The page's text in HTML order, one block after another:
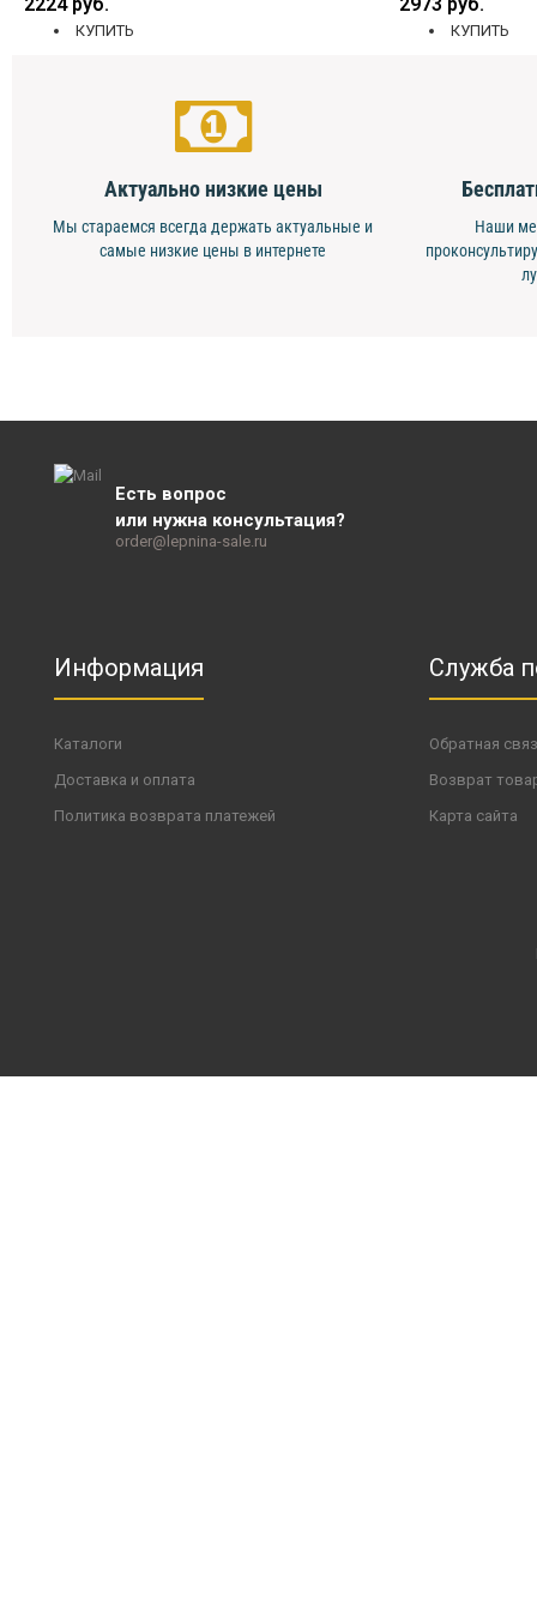
КУПИТЬ КУПИТЬ
Актуально низкие цены
Мы стараемся всегда держать актуальные и
самые низкие цены в интернете
Наши
Есть вопрос
или нужна консультация?
order@lepnina-sale.ru
Информация
Каталоги
Доставка и оплата
Политика возврата платежей
Служба
Обратная
Возврат
Карта сайта